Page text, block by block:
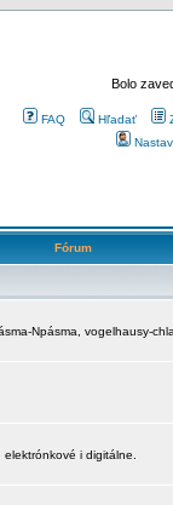
Bolo
FAQ Hľadať
Fórum
Npásma, vogelhausy-
i digitálne.